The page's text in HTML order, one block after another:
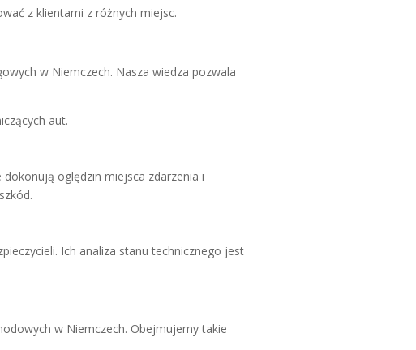
z klientami z różnych miejsc.
w Niemczech. Nasza wiedza pozwala
aut.
oględzin miejsca zdarzenia i
Ich analiza stanu technicznego jest
w Niemczech. Obejmujemy takie